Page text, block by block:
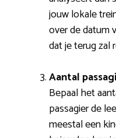
jouw lokale
over de datum
dat je terug zal
Aantal
Bepaal het
passagier de
meestal een